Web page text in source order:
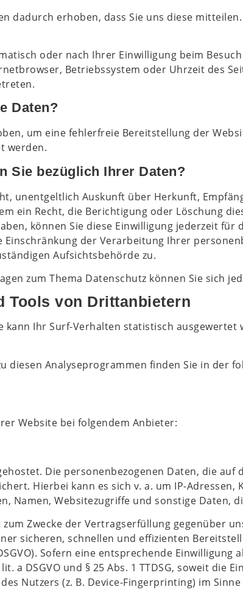
dadurch erhoben, dass Sie uns diese
oder nach Ihrer Einwilligung beim
Betriebssystem oder Uhrzeit des
Daten?
um eine fehlerfreie Bereitstellung der
werden.
Sie bezüglich Ihrer Daten?
unentgeltlich Auskunft über Herkunft,
ein Recht, die Berichtigung oder Löschung
können Sie diese Einwilligung jederzeit
der Verarbeitung Ihrer
Aufsichtsbehörde zu.
zum Thema Datenschutz können Sie sich
Tools von Dritt­anbietern
kann Ihr Surf-Verhalten statistisch
diesen Analyseprogrammen finden Sie in der
Website bei folgendem Anbieter:
Die personenbezogenen Daten, die
Hierbei kann es sich v. a. um IP-
Namen, Websitezugriffe und sonstige Daten,
Zwecke der Vertragserfüllung gegenüber
sicheren, schnellen und effizienten
Sofern eine entsprechende
a DSGVO und § 25 Abs. 1 TTDSG, soweit die
Nutzers (z. B. Device-Fingerprinting) im